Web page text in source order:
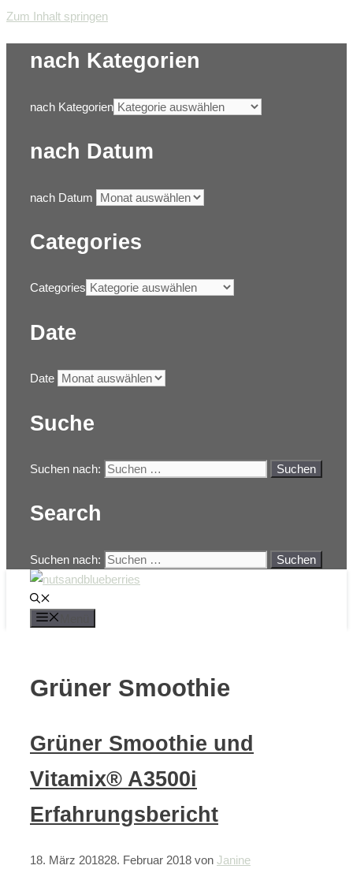
Zum Inhalt springen
nach Kategorien
nach Kategorien
nach Datum
nach Datum
Categories
Categories
Date
Date
Suche
Suchen nach:
Search
Suchen nach:
Grüner Smoothie
Grüner Smoothie und
Vitamix® A3500i
Erfahrungsbericht
18. März 201828. Februar 2018 von Janine